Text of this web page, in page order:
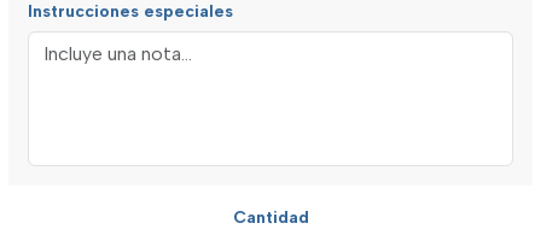
Instrucciones especiales
Cantidad